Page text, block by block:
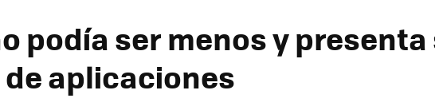
podía ser menos y presenta
aplicaciones